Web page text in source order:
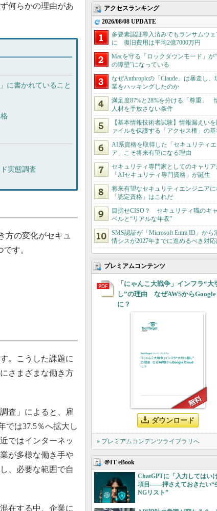
何らかの理由があ
に書かれていること
実態調査
の変化がセキュ
す。
。こうした課題に
さまざまな働き方
査」によると、雇
では37.5％へ拡大し
ではインターネッ
が多様な働き手や
、必要な範囲で自
在する中、企業に
アクセスランキング
2026/08/08 UPDATE
多要素認証導入済みでもランサムウ
に 復旧費用は平均2億7000万円
Macを守る「ロックダウンモード」が
の障壁”になっている
なぜAnthropicの「Claude」は暴走し、
業をハッキングしたのか
満足度87%と28%を分ける「尊重」
人材を手放さない条件
【基本情報技術者試験】情報漏えい
ァイルを保護する「アクセス権」の
AI系資格を取得した「セキュリティ
ア」こそ将来有望になる理由
セキュリティ専門家としてのキャリ
「AIセキュリティ専門資格」が誕生
将来有望なセキュリティエンジニアに
「認定資格」はこれだ
目指せCISO？ セキュリティ職のキ
ベルと“リアルな年収”
SMS認証が「Microsoft Entra ID」か
情シスが2027年までに進めるべき対応
プレミアムコンテンツ
「にゃんこ大戦争」インフラ“大
し”の理由 なぜAWSからGoogle
に？
ダウンロード
» プレミアムコンテンツライブラリへ
＠IT eBook
ChatGPTに「入力してはい
項目――押さえておきたい“
NGリスト”